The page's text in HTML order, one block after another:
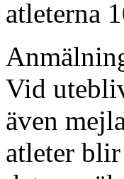
atleterna
Vid
även
atleter